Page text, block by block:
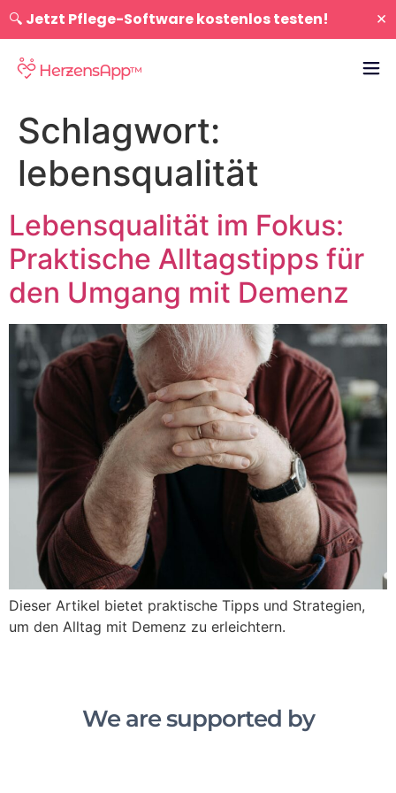
🔍 Jetzt Pflege-Software kostenlos testen! ×
HerzensApp™
Schlagwort:
lebensqualität
Lebensqualität im Fokus:
Praktische Alltagstipps für
den Umgang mit Demenz
Dieser Artikel bietet praktische Tipps und Strategien,
um den Alltag mit Demenz zu erleichtern.
We are supported by